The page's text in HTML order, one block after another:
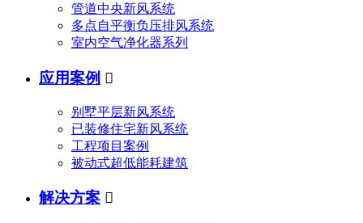
管道中央新风系统
多点自平衡负压排风系统
室内空气净化器系列
应用案例 
别墅平层新风系统
已装修住宅新风系统
工程项目案例
被动式超低能耗建筑
解决方案 